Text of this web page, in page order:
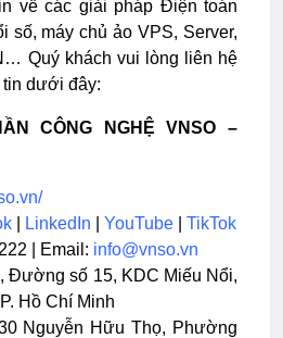
về các giải pháp Điện toán
số, máy chủ ảo VPS, Server,
Quý khách vui lòng liên hệ
tin dưới đây:
CÔNG NGHỆ VNSO –
LinkedIn YouTube
TikTok
| Email: info@vnso.vn
Đường số 15, KDC Miếu Nổi,
Hồ Chí Minh
Nguyễn Hữu Thọ, Phường